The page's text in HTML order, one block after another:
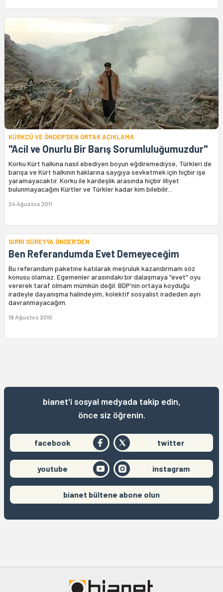
KÜRKÇÜ VE ÖNDER'DEN ORTAK AÇIKLAMA
"Acil ve Onurlu Bir Barış Sorumluluğumuzdur"
Korku Kürt halkına nasıl ebediyen boyun eğdiremediyse, Türkleri de
barışa ve Kürt halkının haklarına saygıya sevketmek için hiçbir işe
yaramayacaktır. Korku ile kardeşlik arasında hiçbir illiyet
bulunmayacağını Kürtler ve Türkler kadar kim bilebilir...
24 Ağustos 2011
SIRRI SÜREYYA ÖNDER'DEN
Ben Referandumda Evet Demeyeceğim
Bu referandum paketine katılarak meşruluk kazandırmam söz
konusu olamaz. Egemenler arasındaki bir dalaşmaya "evet" oyu
vererek taraf olmam mümkün değil. BDP'nin ortaya koyduğu
iradeyle dayanışma halindeyim, kolektif sosyalist iradeden ayrı
davranmayacağım.
18 Ağustos 2010
bianet'i sosyal medyada takip edin,
önce siz öğrenin.
facebook twitter
youtube instagram
bianet bültene abone olun